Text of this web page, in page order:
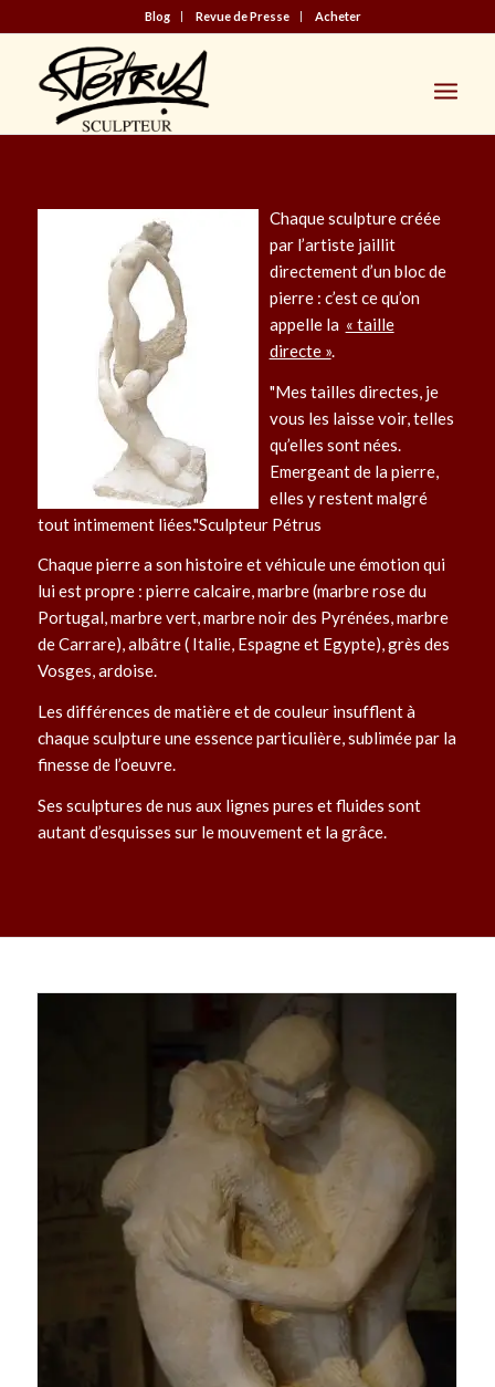
Blog Revue de Presse Acheter
Chaque sculpture créée
par l’artiste jaillit
directement d’un bloc de
pierre : c’est ce qu’on
appelle la « taille
directe ».
Mes tailles directes, je
vous les laisse voir, telles
qu’elles sont nées.
Emergeant de la pierre,
elles y restent malgré
tout intimement liées. Sculpteur Pétrus
Chaque pierre a son histoire et véhicule une émotion qui
lui est propre : pierre calcaire, marbre (marbre rose du
Portugal, marbre vert, marbre noir des Pyrénées, marbre
de Carrare), albâtre ( Italie, Espagne et Egypte), grès des
Vosges, ardoise.
Les différences de matière et de couleur insufflent à
chaque sculpture une essence particulière, sublimée par la
finesse de l’oeuvre.
Ses sculptures de nus aux lignes pures et fluides sont
autant d’esquisses sur le mouvement et la grâce.